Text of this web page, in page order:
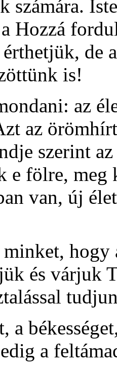
számára.
Hozzá
érthetjük, de
is!
az
az
szerint
e fölre,
van, új
hogy
és várjuk
a
a